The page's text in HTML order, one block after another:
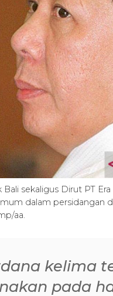
sekaligus Dirut PT
dalam persidangan
aa.
kelima
pada